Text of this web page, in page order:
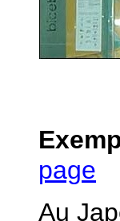
page
Au